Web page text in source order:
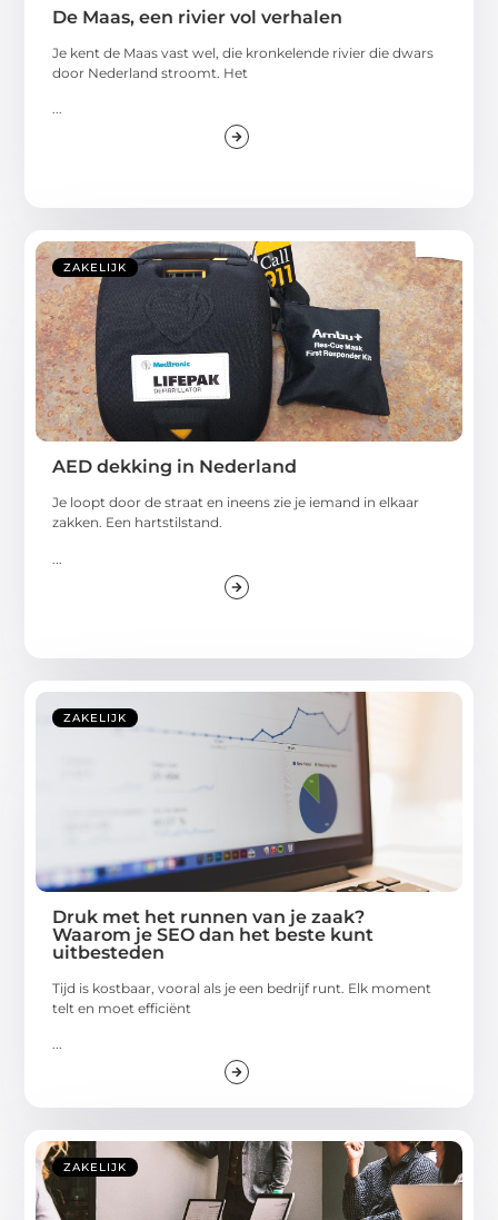
De Maas, een rivier vol verhalen
Je kent de Maas vast wel, die kronkelende rivier die dwars
door Nederland stroomt. Het
...
ZAKELIJK
AED dekking in Nederland
Je loopt door de straat en ineens zie je iemand in elkaar
zakken. Een hartstilstand.
ZAKELIJK
Druk met het runnen van je zaak?
Waarom je SEO dan het beste kunt
uitbesteden
Tijd is kostbaar, vooral als je een bedrijf runt. Elk moment
telt en moet efficiënt
...
ZAKELIJK